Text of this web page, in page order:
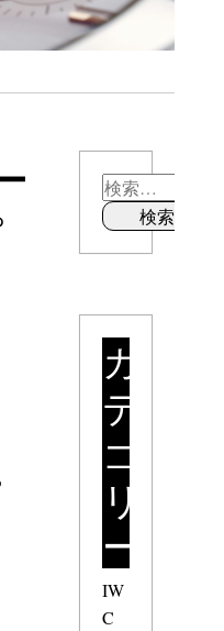
カ
テ
ゴ
リ
ー
IW
C